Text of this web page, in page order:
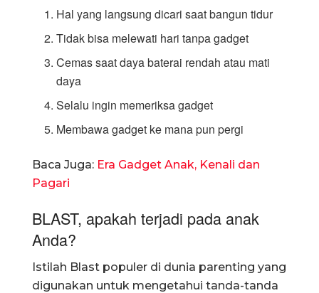
Hal yang langsung dicari saat bangun tidur
Tidak bisa melewati hari tanpa gadget
Cemas saat daya baterai rendah atau mati
daya
Selalu ingin memeriksa gadget
Membawa gadget ke mana pun pergi
Baca Juga: Era Gadget Anak, Kenali dan
Pagari
BLAST, apakah terjadi pada anak
Anda?
Istilah Blast populer di dunia parenting yang
digunakan untuk mengetahui tanda-tanda